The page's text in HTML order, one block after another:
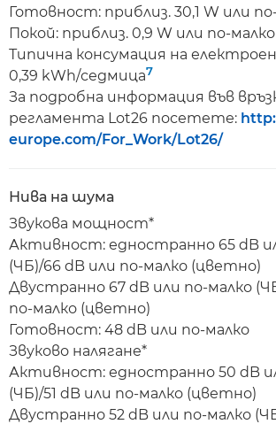
Готовност: приблиз. 30,1 W или
Покой: приблиз. 0,9 W или по-малко
Типична консумация на
0,39 kWh/седмица7
За подробна информация във
регламента Lot26 посетете:
europe.com/For_Work/Lot26/
Нива на шума
Звукова мощност*
Активност: едностранно 65 dB
(ЧБ)/66 dB или по-малко (цветно)
Двустранно 67 dB или по-малко
по-малко (цветно)
Готовност: 48 dB или по-малко
Звуково налягане*
Активност: едностранно 50 dB
(ЧБ)/51 dB или по-малко (цветно)
Двустранно 52 dB или по-малко